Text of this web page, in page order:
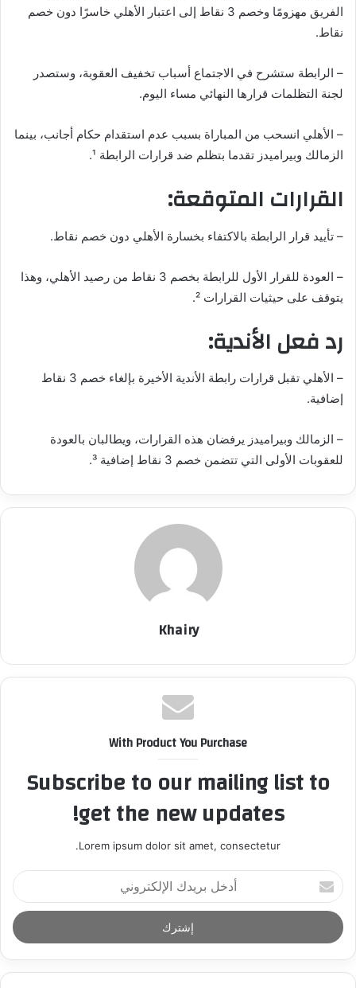
ن
ي
الفريق مهزومًا وخصم 3 نقاط إلى اعتبار الأهلي خاسرًا دون خصم
نقاط.
– الرابطة ستشرح في الاجتماع أسباب تخفيف العقوبة، وستصدر
لجنة التظلمات قرارها النهائي مساء اليوم.
– الأهلي انسحب من المباراة بسبب عدم استقدام حكام أجانب، بينما
الزمالك وبيراميدز تقدما بتظلم ضد قرارات الرابطة ¹.
القرارات المتوقعة:
– تأييد قرار الرابطة بالاكتفاء بخسارة الأهلي دون خصم نقاط.
– العودة للقرار الأول للرابطة بخصم 3 نقاط من رصيد الأهلي، وهذا
يتوقف على حيثيات القرارات ².
رد فعل الأندية:
– الأهلي تقبل قرارات رابطة الأندية الأخيرة بإلغاء خصم 3 نقاط
إضافية.
– الزمالك وبيراميدز يرفضان هذه القرارات، ويطالبان بالعودة
للعقوبات الأولى التي تتضمن خصم 3 نقاط إضافية ³.
Khairy
With Product You Purchase
Subscribe to our mailing list to
get the new updates!
Lorem ipsum dolor sit amet, consectetur.
أ
د
خ
ل
ر